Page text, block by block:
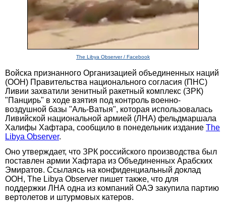
The Libya Observer / Facebook
Войска признанного Организацией объединенных наций
(ООН) Правительства национального согласия (ПНС)
Ливии захватили зенитный ракетный комплекс (ЗРК)
"Панцирь" в ходе взятия под контроль военно-
воздушной базы "Аль-Ватыя", которая использовалась
Ливийской национальной армией (ЛНА) фельдмаршала
Халифы Хафтара, сообщило в понедельник издание The
Libya Observer.
Оно утверждает, что ЗРК российского производства был
поставлен армии Хафтара из Объединенных Арабских
Эмиратов. Ссылаясь на конфиденциальный доклад
ООН, The Libya Observer пишет также, что для
поддержки ЛНА одна из компаний ОАЭ закупила партию
вертолетов и штурмовых катеров.